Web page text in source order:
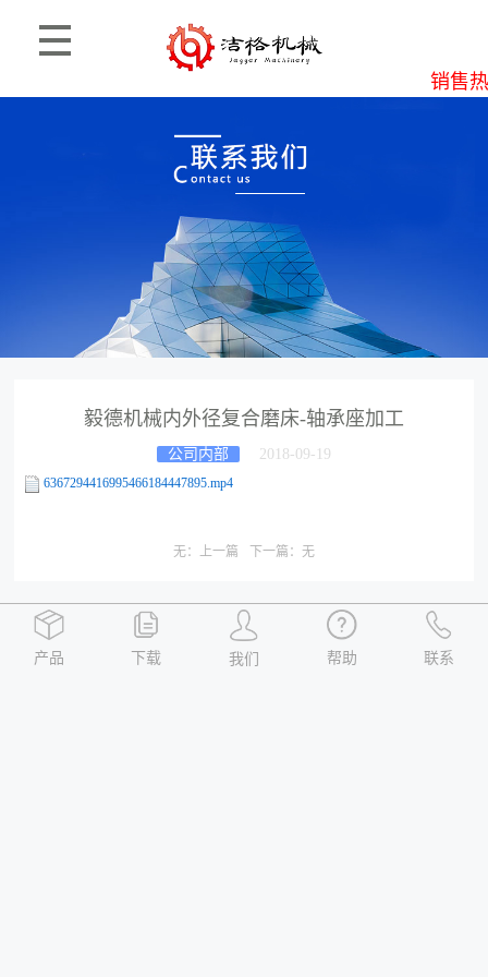
销售
毅德机械内外径复合磨床-轴承座加工
公司内部 2018-09-19
6367294416995466184447895.mp4
无：上一篇 下一篇：无
产品 下载 我们 帮助 联系